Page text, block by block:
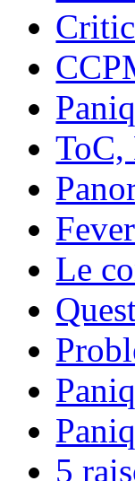
ToC,
Le
5